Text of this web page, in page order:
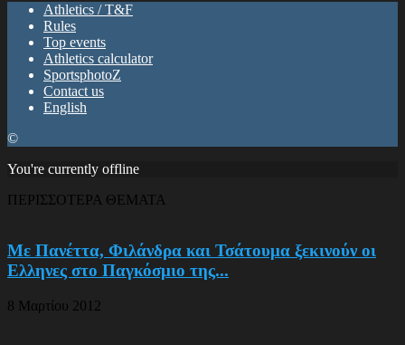
Athletics / T&F
Rules
Top events
Athletics calculator
SportsphotoZ
Contact us
English
©
You're currently offline
ΠΕΡΙΣΣΟΤΕΡΑ ΘΕΜΑΤΑ
Με Πανέττα, Φιλάνδρα και Τσάτουμα ξεκινούν οι
Ελληνες στο Παγκόσμιο της...
8 Μαρτίου 2012